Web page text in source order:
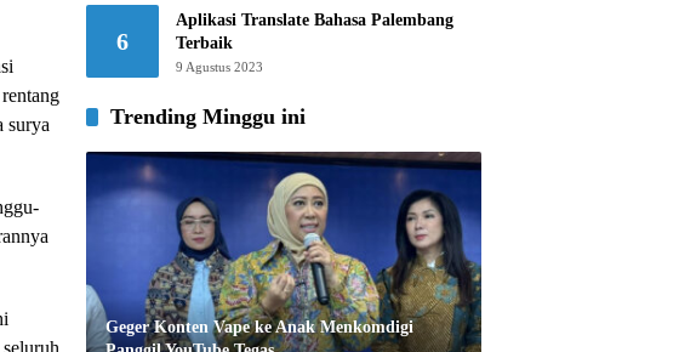
surya
6
Aplikasi Translate Bahasa Palembang
Terbaik
9 Agustus 2023
Trending Minggu ini
Geger Konten Vape ke Anak Menkomdigi